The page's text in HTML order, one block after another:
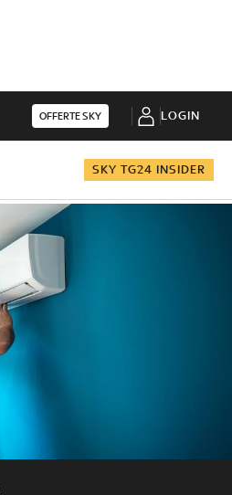
OFFERTE SKY LOGIN
SKY TG24 INSIDER